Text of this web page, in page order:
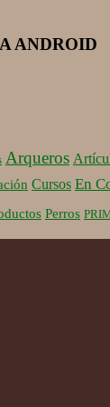
ANDROID
Arqueros
Cursos En
Perros